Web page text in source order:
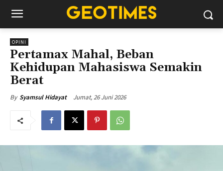
OPINI
Pertamax Mahal, Beban
Kehidupan Mahasiswa Semakin
Berat
By Syamsul Hidayat Jumat, 26 Juni 2026